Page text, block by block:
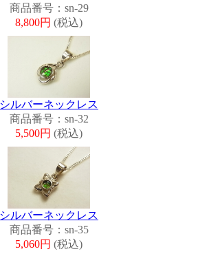
商品番号：sn-29
8,800円 (税込)
シルバーネックレス
商品番号：sn-32
5,500円 (税込)
シルバーネックレス
商品番号：sn-35
5,060円 (税込)